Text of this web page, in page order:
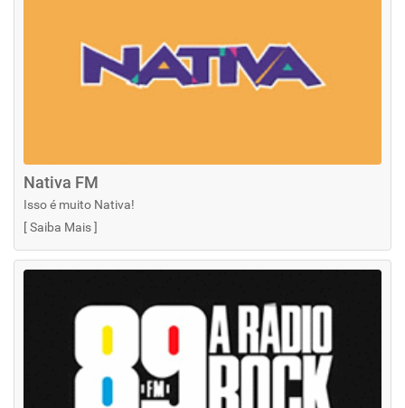
Nativa FM
Isso é muito Nativa!
[Saiba Mais]